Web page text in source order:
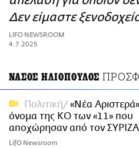
ΑΜΠΑ
PRINT
Δεν είμαστε
LIFO NEWSROOM
4.7.2025
ΝΑΣΟΣ ΗΛΙΟΠΟΥΛΟΣ
Πολιτική
«Νέα
όνομα της ΚΟ των «11» που
αποχώρησαν από τον ΣΥΡΙΖΑ
LifO Newsroom